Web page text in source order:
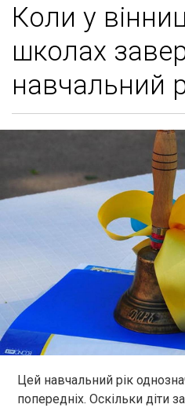
Коли у
школах
навчальний
Цей навчальний рік
попередніх. Оскільки діти